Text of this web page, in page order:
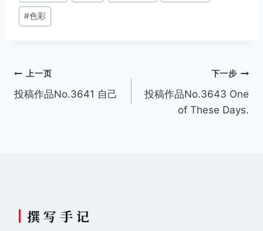
签：
#色彩
文
章
上一页
投稿作品No.3641 自己
下一步
投稿作品No.3643 One
of These Days.
撰 写 手 记